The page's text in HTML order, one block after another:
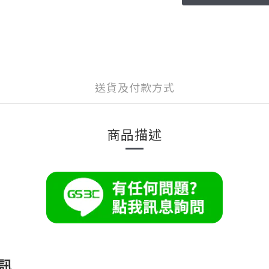
送貨及付款方式
商品描述